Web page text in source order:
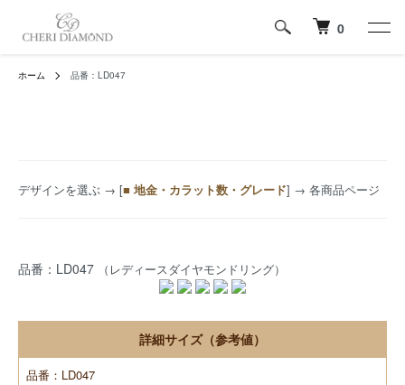
0
ホーム 品番：LD047
デザインを選ぶ → [■ 地金・カラット数・グレード] → 各商品ページ
品番：LD047 （レディースダイヤモンドリング）
詳細サイズ（参考値）
品番：LD047